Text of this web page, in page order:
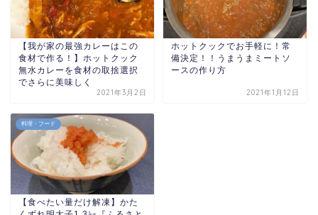
【我が家の最強カレーはこの
食材で作る！】ホットクック
無水カレーを食材の取捨選択
でさらに美味しく
2021年3月2日
ホットクックでお手軽に！常
備決定！！うまうまミートソ
ースの作り方
2021年1月12日
料理・フード
【食べたい量だけ解凍】かた